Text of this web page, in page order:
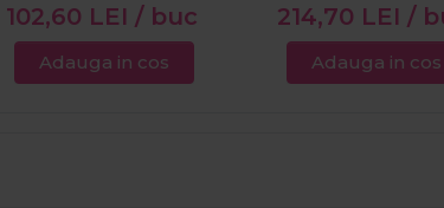
102,60 LEI / buc
Adauga in cos
214,70 LEI /
Adauga in cos